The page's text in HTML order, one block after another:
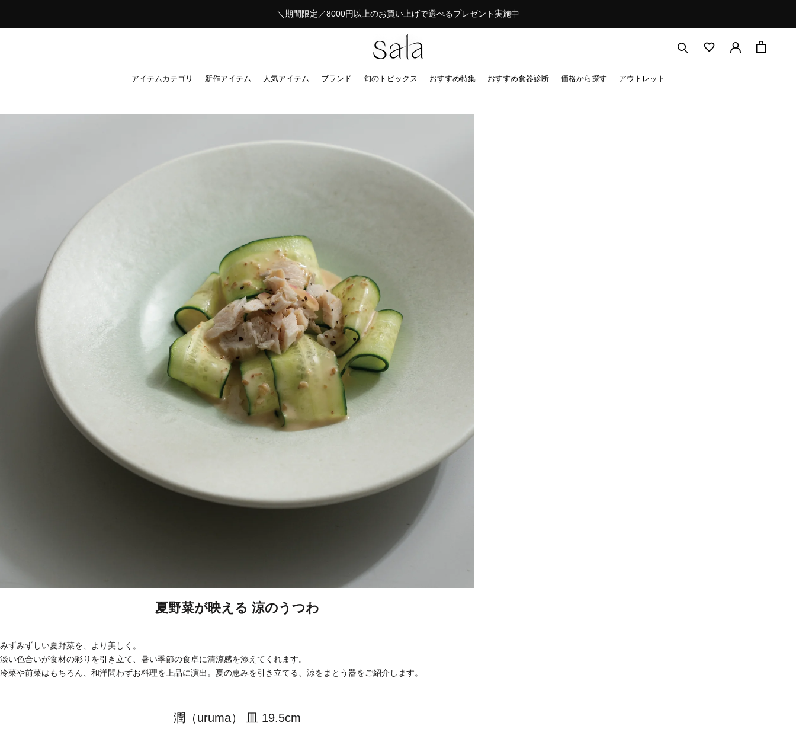
＼期間限定／8000円以上のお買い上げで選べるプレゼント実施中
アイテムカテゴリ 新作アイテム 人気アイテム ブランド 旬のトピックス おすすめ特集 おすすめ食器診断 価格から探す アウトレット
夏野菜が映える 涼のうつわ
みずみずしい夏野菜を、より美しく。
淡い色合いが食材の彩りを引き立て、暑い季節の食卓に清涼感を添えてくれます。
冷菜や前菜はもちろん、和洋問わずお料理を上品に演出。夏の恵みを引き立てる、涼をまとう器をご紹介します。
潤（uruma） 皿 19.5cm